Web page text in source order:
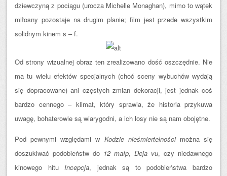
dziewczyną z pociągu (urocza Michelle Monaghan), mimo to wątek
miłosny pozostaje na drugim planie; film jest przede wszystkim
solidnym kinem s – f.
Od strony wizualnej obraz ten zrealizowano dość oszczędnie. Nie
ma tu wielu efektów specjalnych (choć sceny wybuchów wydają
się dopracowane) ani częstych zmian dekoracji, jest jednak coś
bardzo cennego – klimat, który sprawia, że historia przykuwa
uwagę, bohaterowie są wiarygodni, a ich losy nie są nam obojętne.
Pod pewnymi względami w Kodzie nieśmiertelnościmożna się
doszukiwać podobieństw do 12 małp, Deja vu, czy niedawnego
kinowego hituIncepcja, jednak są to podobieństwa bardzo